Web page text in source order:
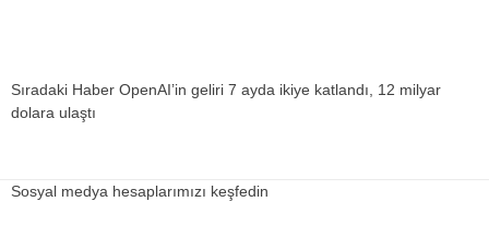
Sıradaki Haber OpenAI’in geliri 7 ayda ikiye katlandı, 12 milyar
dolara ulaştı
Sosyal medya hesaplarımızı keşfedin